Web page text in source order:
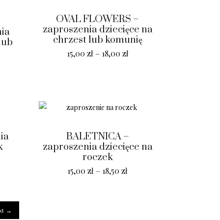
OVAL FLOWERS –
zaproszenia dziecięce na
chrzest lub komunię
15,00 zł – 18,00 zł
BALETNICA –
zaproszenia dziecięce na
roczek
15,00zł – 18,50zł
→